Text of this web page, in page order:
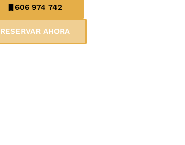
606 974 742
RESERVAR AHORA